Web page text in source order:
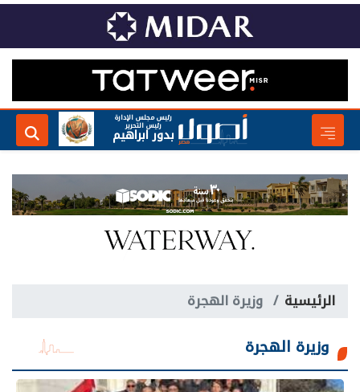
رئيس مجلس الإدارة
رئيس التحرير
بدور ابراهيم
الرئيسية وزيرة الهجرة
وزيرة الهجرة